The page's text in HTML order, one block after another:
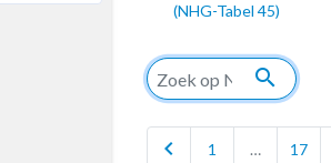
(NHG-Tabel 45)
search
chevron_left 1 … 17